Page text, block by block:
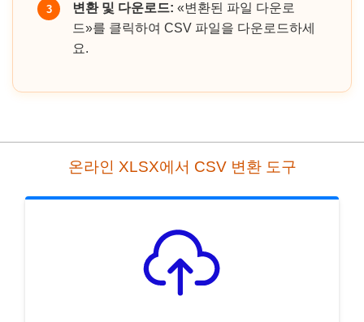
3 변환 및 다운로드: «변환된 파일 다운로
드»를 클릭하여 CSV 파일을 다운로드하세
요.
온라인 XLSX에서 CSV 변환 도구